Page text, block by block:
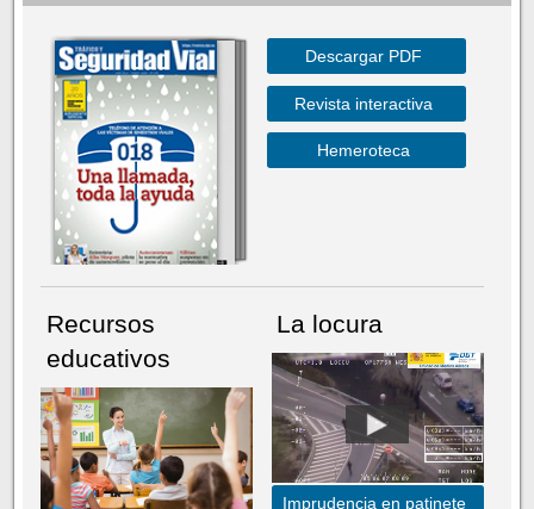
Descargar PDF
Revista interactiva
Hemeroteca
Recursos
educativos
La locura
Imprudencia en patinete